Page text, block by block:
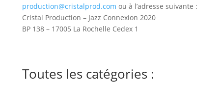
production@cristalprod.com ou à l’adresse suivante :
Cristal Production – Jazz Connexion 2020
BP 138 – 17005 La Rochelle Cedex 1
Toutes les catégories :